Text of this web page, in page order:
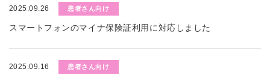
2025.09.26 患者さん向け
スマートフォンのマイナ保険証利用に対応しました
2025.09.16 患者さん向け